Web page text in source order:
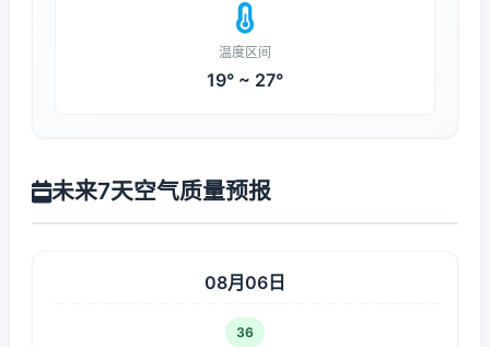
温度区间
19° ~ 27°
未来7天空气质量预报
08月06日
36